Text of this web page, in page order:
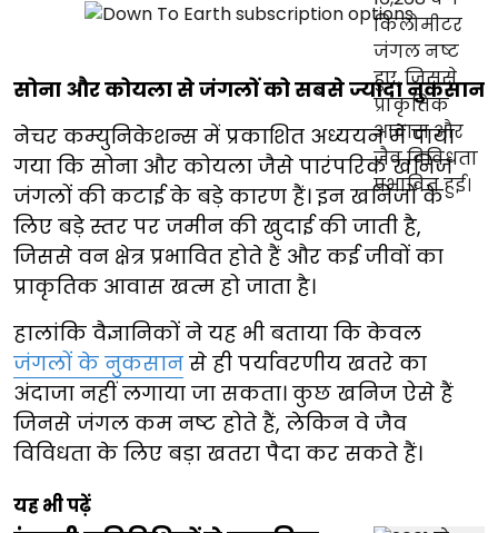
सोना और कोयला से जंगलों को सबसे ज्यादा नुकसान
नेचर कम्युनिकेशन्स में प्रकाशित अध्ययन में पाया
गया कि सोना और कोयला जैसे पारंपरिक खनिज
जंगलों की कटाई के बड़े कारण हैं। इन खनिजों के
लिए बड़े स्तर पर जमीन की खुदाई की जाती है,
जिससे वन क्षेत्र प्रभावित होते हैं और कई जीवों का
प्राकृतिक आवास खत्म हो जाता है।
हालांकि वैज्ञानिकों ने यह भी बताया कि केवल
जंगलों के नुकसान से ही पर्यावरणीय खतरे का
अंदाजा नहीं लगाया जा सकता। कुछ खनिज ऐसे हैं
जिनसे जंगल कम नष्ट होते हैं, लेकिन वे जैव
विविधता के लिए बड़ा खतरा पैदा कर सकते हैं।
यह भी पढ़ें